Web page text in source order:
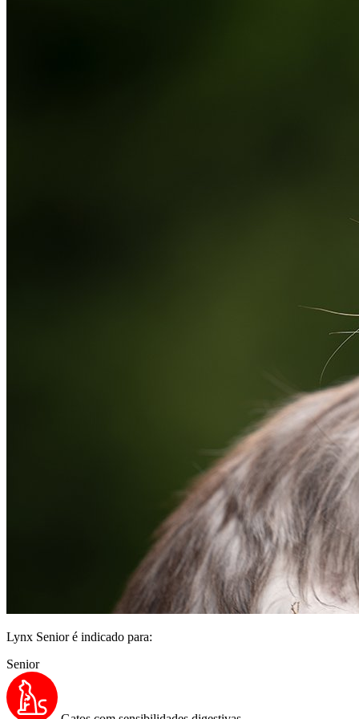
Lynx Senior é indicado para:
Senior